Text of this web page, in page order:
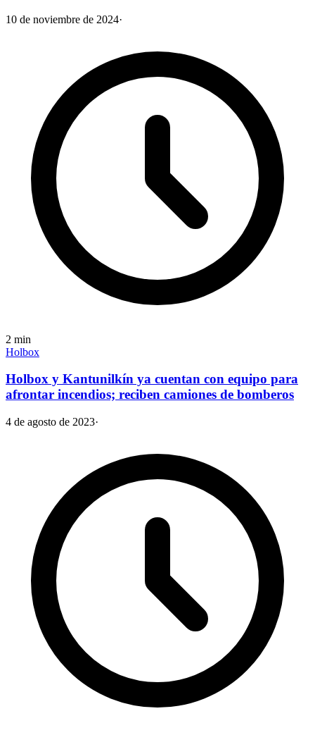
10 de noviembre de 2024·
2 min
Holbox
Holbox y Kantunilkín ya cuentan con equipo para
afrontar incendios; reciben camiones de bomberos
4 de agosto de 2023·